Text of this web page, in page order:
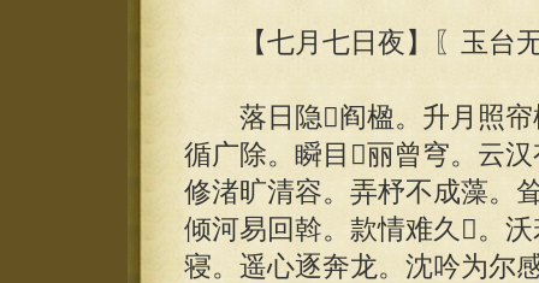
【七月七日夜】〖玉台无
落日隐阎楹。升月照帘
循广除。瞬目丽曾穹。云
修渚旷清容。弄杼不成藻。
倾河易回斡。款情难久。
寝。遥心逐奔龙。沈吟为尔